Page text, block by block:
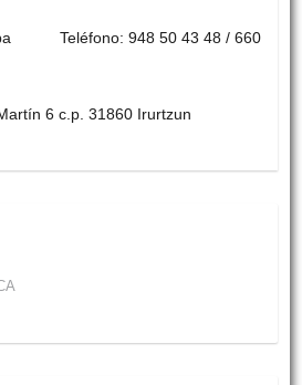
Teléfono: 948 50 43 48 / 660
6 c.p. 31860 Irurtzun